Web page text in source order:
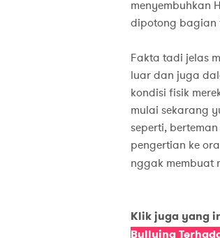
menyembuhkan
dipotong bagian
Fakta tadi jelas
luar dan juga
kondisi fisik
mulai sekarang
seperti,
pengertian ke
nggak membuat
Klik juga yang
Bullying